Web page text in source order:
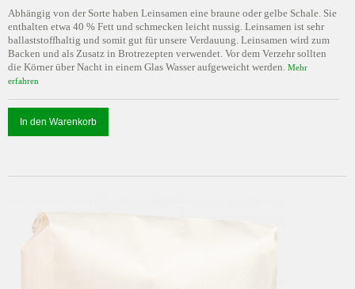
Abhängig von der Sorte haben Leinsamen eine braune oder gelbe Schale. Sie
enthalten etwa 40 % Fett und schmecken leicht nussig. Leinsamen ist sehr
ballaststoffhaltig und somit gut für unsere Verdauung. Leinsamen wird zum
Backen und als Zusatz in Brotrezepten verwendet. Vor dem Verzehr sollten
die Körner über Nacht in einem Glas Wasser aufgeweicht werden. Mehr
erfahren
In den Warenkorb